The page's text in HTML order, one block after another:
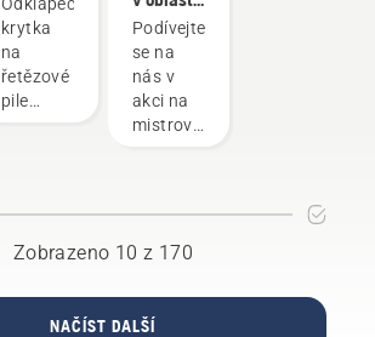
nádrže
řetězové
pily
krytka
na
řetězové
pile
řetězové
pily při
v lese,
vibrace
rukou.
řetězových
pil od
roku
1959
Podívejte
se na
nás v
akci na
mistrovství
Zobrazeno 10 z 170
NAČÍST DALŠÍ